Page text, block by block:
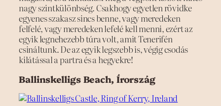
nagy szintkülönbség. Csakhogy egyetlen rövidke
egyenes szakasz sincs benne, vagy meredeken
felfelé, vagy meredeken lefelé kell menni, ezért az
egyik legnehezebb túra volt, amit Tenerifén
csináltunk. De az egyik legszebb is, végig csodás
kilátással a partra és a hegyekre!
Ballinskelligs Beach, Írország